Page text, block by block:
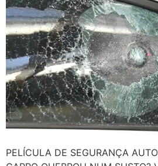
PELÍCULA DE SEGURANÇA